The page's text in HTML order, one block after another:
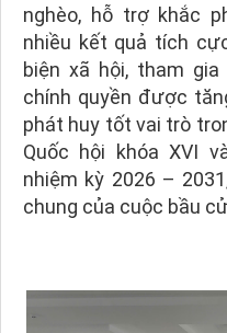
nghèo, hỗ trợ khắc
nhiều kết quả tích
biện xã hội, tham
chính quyền được
phát huy tốt vai trò
Quốc hội khóa XVI
nhiệm kỳ 2026 –
chung của cuộc bầu